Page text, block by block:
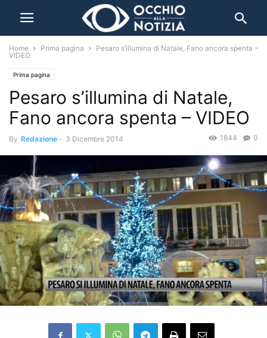
Home Prima pagina
Pesaro s’illumina di Natale, Fano ancora spenta –
VIDEO
Prima pagina
Pesaro s’illumina di Natale,
Fano ancora spenta – VIDEO
By Redazione - 3 Dicembre 2014 0
1844